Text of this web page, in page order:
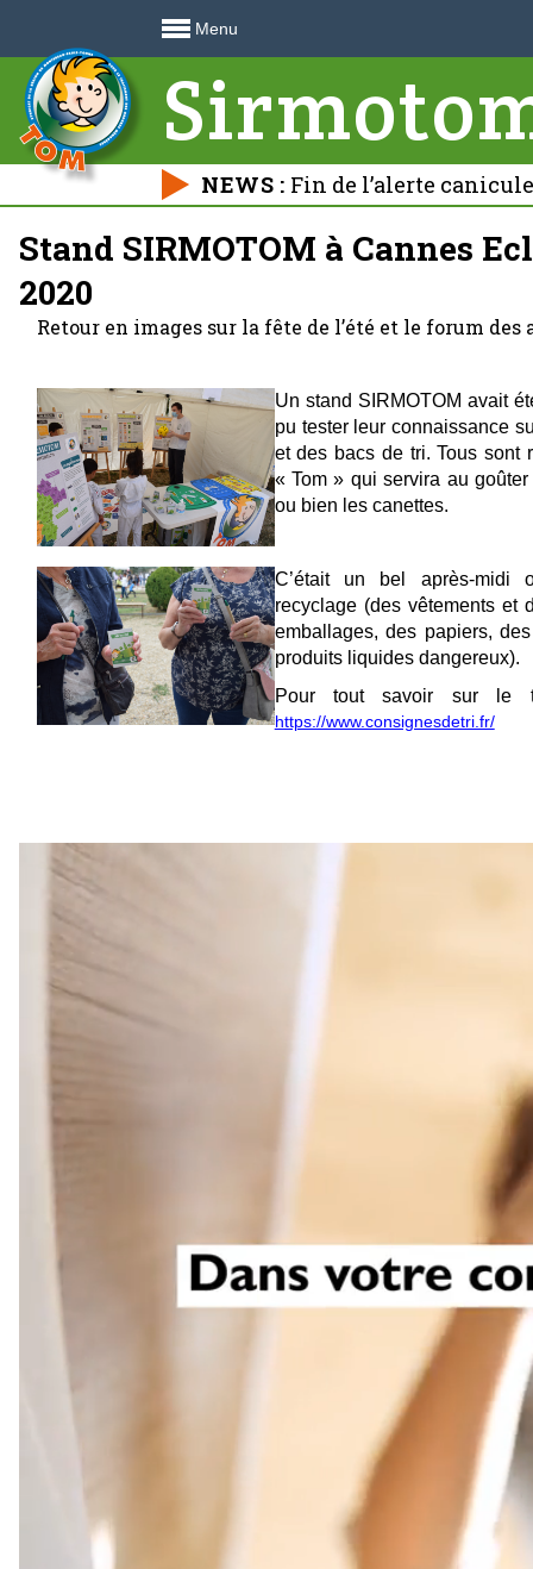
Menu
NEWS : Fin de l’alerte
déchetteries 🍃
Stand SIRMOTOM à Cannes
2020
Retour en images sur la fête de l’été et le forum des
Un stand SIRMOTOM avait
pu tester leur connaissance
et des bacs de tri. Tous sont
« Tom » qui servira au
ou bien les canettes.
C’était un bel après-
recyclage (des vêtements et
emballages, des papiers,
produits liquides dangereux).
Pour tout savoir sur le
https://www.consignesdetri.fr/